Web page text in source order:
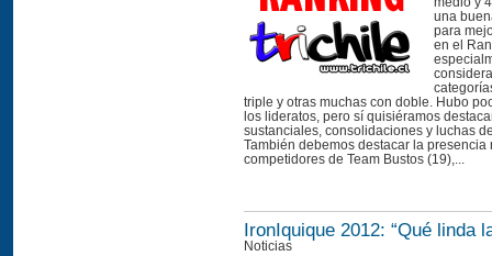
una
para
en el
triple y otras muchas con doble. Hubo
los lideratos, pero sí quisiéramos
sustanciales, consolidaciones y luchas
También debemos destacar la presencia
competidores de Team Bustos (19),...
IronIquique 2012: “Qué linda
Noticias